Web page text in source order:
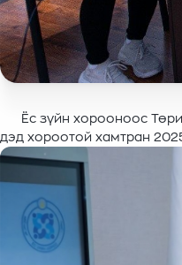
Ёс зүйн хорооноос
дэд хороотой хамтран